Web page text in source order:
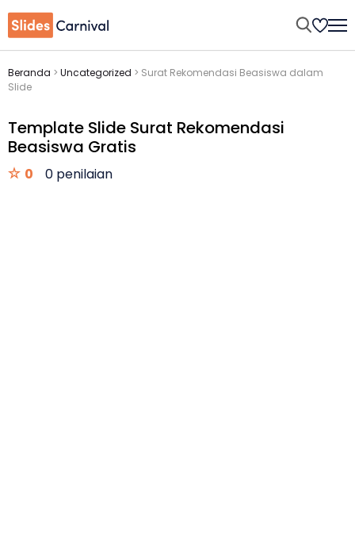
Beranda > Uncategorized > Surat Rekomendasi Beasiswa dalam
Slide
Template Slide Surat Rekomendasi
Beasiswa Gratis
0 0 penilaian